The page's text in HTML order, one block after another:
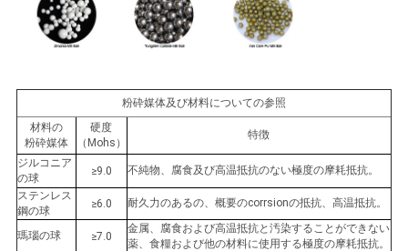
粉砕媒体及び材料についての参照
材料の
粉砕媒体
硬度
（Mohs）
特徴
ジルコニア
の球
≥9.0
不純物、腐食及び高温抵抗のない極度の摩耗抵抗。
ステンレス
鋼の球
≥6.0 耐久力のあるの、概要のcorrsionの抵抗、高温抵抗。
瑪瑙の球 ≥7.0
金属、腐食および高温抵抗と汚染することができない
薬、食糧および他の材料に使用する極度の摩耗抵抗。